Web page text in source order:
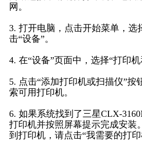
网。
3. 打开电脑，点击开始菜单，选
击“设备”。
4. 在“设备”页面中，选择“打印机
5. 点击“添加打印机或扫描仪”按
索可用打印机。
6. 如果系统找到了三星CLX-
打印机并按照屏幕提示完成安装
到打印机，请点击“我需要的打印